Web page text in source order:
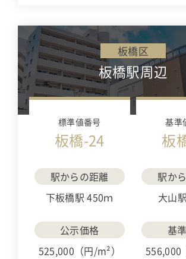
板橋区
板橋駅周辺
標準値番号
板橋-24
駅からの距離
下板橋駅 450ｍ
公示価格
525,000（円/m²）
基準
板
駅か
大山
基
556,000